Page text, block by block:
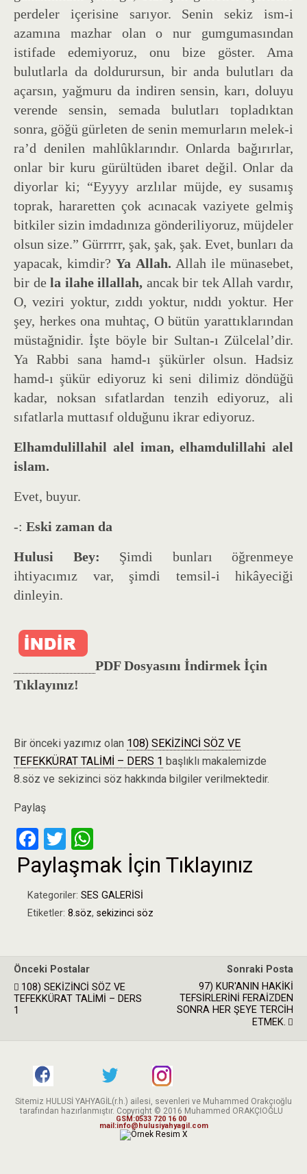
perdeler içerisine sarıyor. Senin sekiz ism-i
azamına mazhar olan o nur gumgumasından
istifade edemiyoruz, onu bize göster. Ama
bulutlarla da doldurursun, bir anda bulutları da
açarsın, yağmuru da indiren sensin, karı, doluyu
verende sensin, semada bulutları topladıktan
sonra, göğü gürleten de senin memurların melek-i
ra’d denilen mahlûklarındır. Onlarda bağırırlar,
onlar bir kuru gürültüden ibaret değil. Onlar da
diyorlar ki; “Eyyyy arzlılar müjde, ey susamış
toprak, hararetten çok acınacak vaziyete gelmiş
bitkiler sizin imdadınıza gönderiliyoruz, müjdeler
olsun size.” Gürrrrr, şak, şak, şak. Evet, bunları da
yapacak, kimdir?Ya Allah. Allah ile münasebet,
bir dela ilahe illallah, ancak bir tek Allah vardır,
O, veziri yoktur, zıddı yoktur, nıddı yoktur. Her
şey, herkes ona muhtaç, O bütün yarattıklarından
müstağnidir. İşte böyle bir Sultan-ı Zülcelal’dir.
Ya Rabbi sana hamd-ı şükürler olsun. Hadsiz
hamd-ı şükür ediyoruz ki seni dilimiz döndüğü
kadar, noksan sıfatlardan tenzih ediyoruz, ali
sıfatlarla muttasıf olduğunu ikrar ediyoruz.
Elhamdulillahil alel iman, elhamdulillahi alel
islam.
Evet, buyur.
-: Eski zaman da
Hulusi Bey: Şimdi bunları öğrenmeye
ihtiyacımız var, şimdi temsil-i hikâyeciği
dinleyin.
PDF Dosyasını İndirmek İçin
Tıklayınız!
Bir önceki yazımız olan 108) SEKİZİNCİ SÖZ VE
TEFEKKÜRAT TALİMİ – DERS 1 başlıklı makalemizde
8.söz ve sekizinci söz hakkında bilgiler verilmektedir.
Paylaş
F
a
ce
b
k
T
wi
tt
er
h
s
Paylaşmak İçin Tıklayınız
Kategoriler: SES GALERİSİ
Etiketler: 8.söz, sekizinci söz
Önceki Postalar
108) SEKİZİNCİ SÖZ VE
TEFEKKÜRAT TALİMİ – DERS
1
Sonraki Posta
97) KUR'ANIN HAKİKİ
TEFSİRLERİNİ FERAİZDEN
SONRA HER ŞEYE TERCİH
ETMEK.
Sitemiz HULUSİ YAHYAGİL(r.h.) ailesi, sevenleri ve Muhammed Orakçıoğlu
tarafından hazırlanmıştır. Copyright © 2016 Muhammed ORAKÇIOĞLU
GSM:0533 720 16 00
mail:info@hulusiyahyagil.com
X